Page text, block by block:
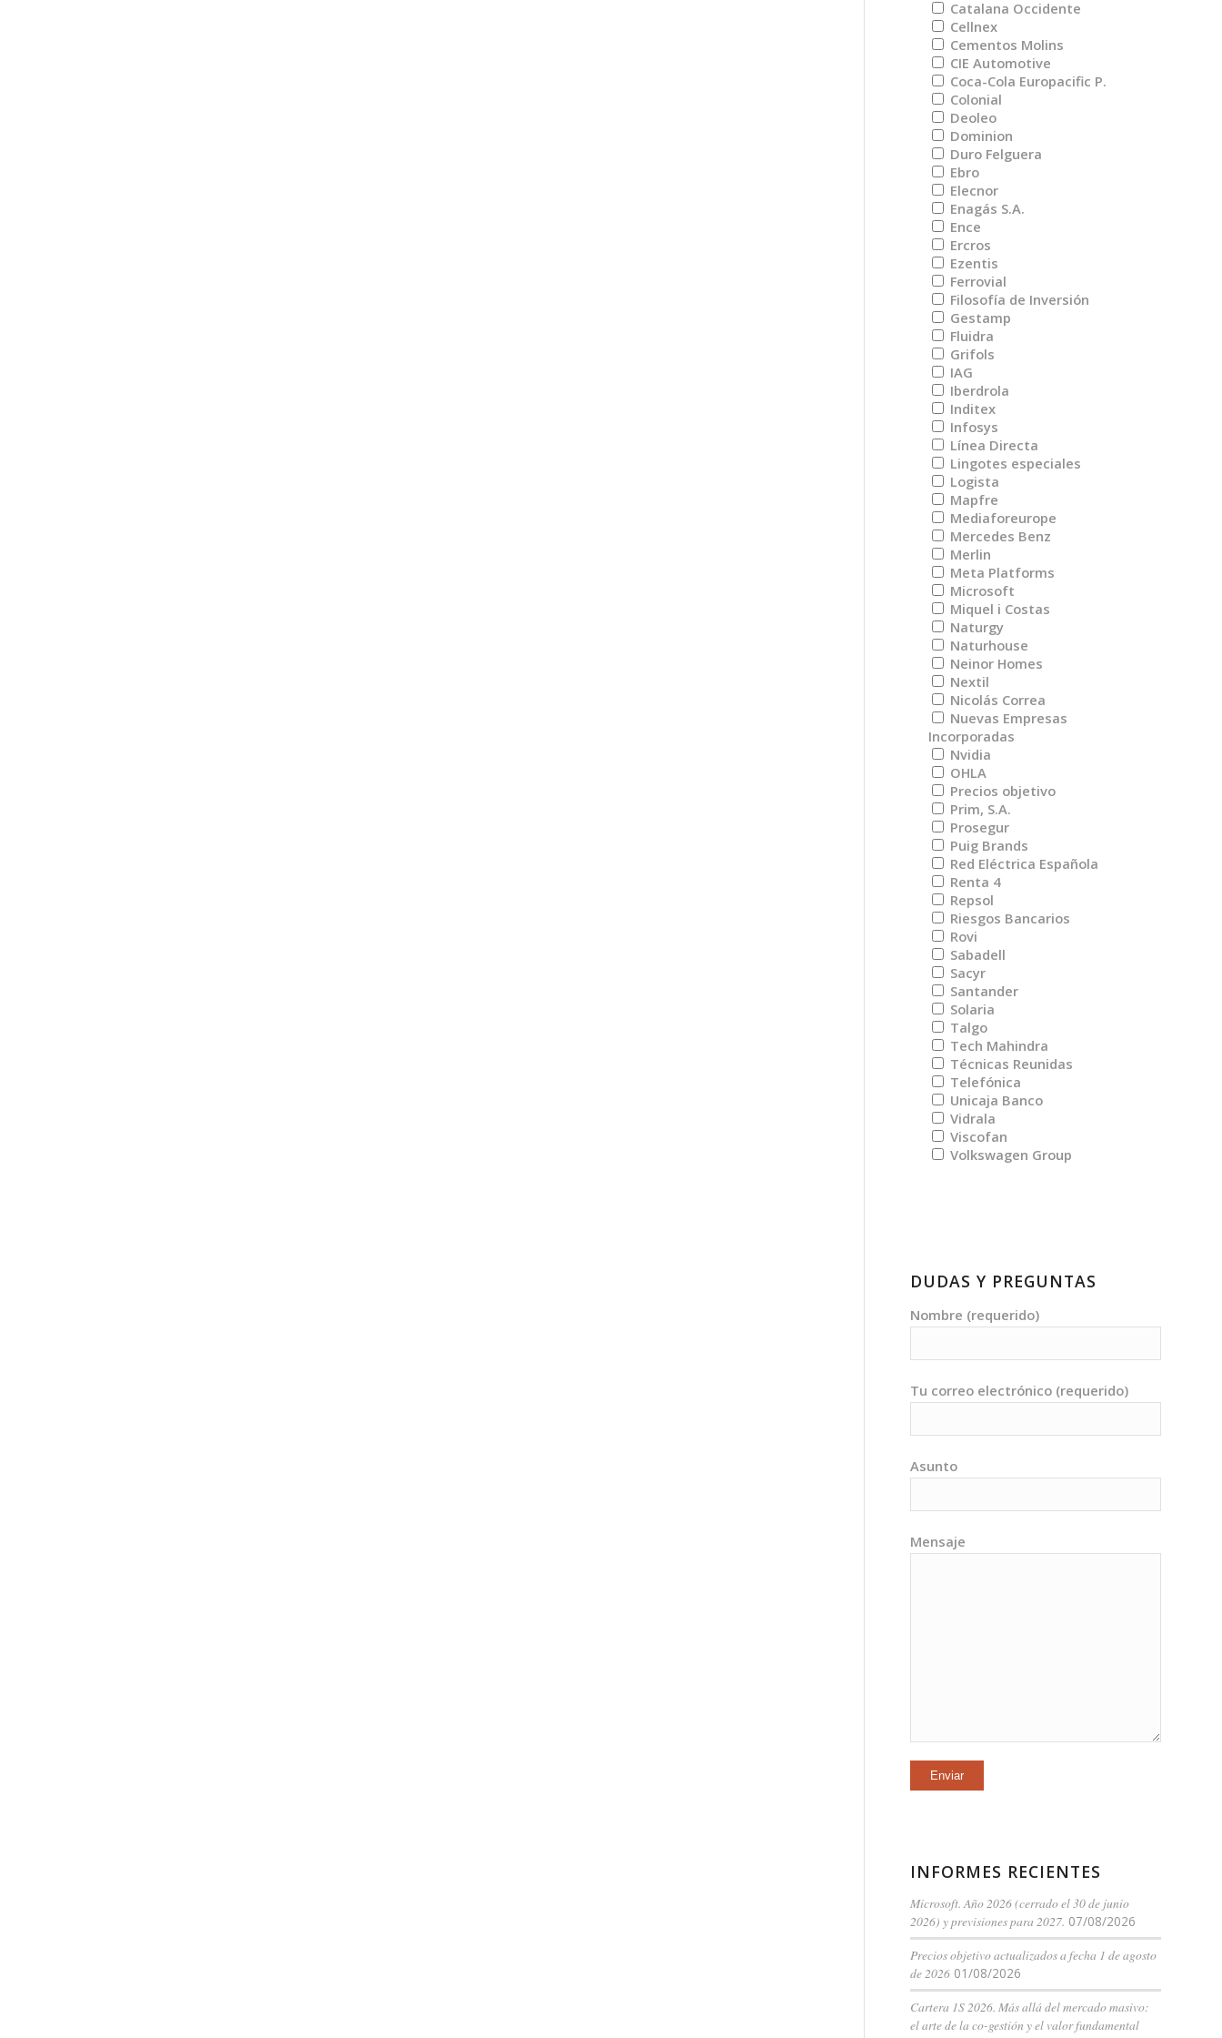
Catalana Occidente
Cellnex
Cementos Molins
CIE Automotive
Coca-Cola Europacific P.
Colonial
Deoleo
Dominion
Duro Felguera
Ebro
Elecnor
Enagás S.A.
Ence
Ercros
Ezentis
Ferrovial
Filosofía de Inversión
Gestamp
Fluidra
Grifols
IAG
Iberdrola
Inditex
Infosys
Línea Directa
Lingotes especiales
Logista
Mapfre
Mediaforeurope
Mercedes Benz
Merlin
Meta Platforms
Microsoft
Miquel i Costas
Naturgy
Naturhouse
Neinor Homes
Nextil
Nicolás Correa
Nuevas Empresas
Incorporadas
Nvidia
OHLA
Precios objetivo
Prim, S.A.
Prosegur
Puig Brands
Red Eléctrica Española
Renta 4
Repsol
Riesgos Bancarios
Rovi
Sabadell
Sacyr
Santander
Solaria
Talgo
Tech Mahindra
Técnicas Reunidas
Telefónica
Unicaja Banco
Vidrala
Viscofan
Volkswagen Group
DUDAS Y PREGUNTAS
Nombre (requerido)
Tu correo electrónico (requerido)
Asunto
Mensaje
INFORMES RECIENTES
Microsoft. Año 2026 (cerrado el 30 de junio
2026) y previsiones para 2027. 07/08/2026
Precios objetivo actualizados a fecha 1 de agosto
de 2026 01/08/2026
Cartera 1S 2026. Más allá del mercado masivo:
el arte de la co-gestión y el valor fundamental